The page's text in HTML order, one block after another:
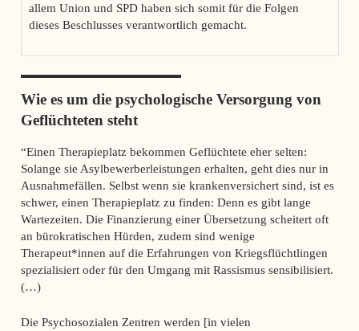
allem Union und SPD haben sich somit für die Folgen
dieses Beschlusses verantwortlich gemacht.
Wie es um die psychologische Versorgung von
Geflüchteten steht
“Einen Therapieplatz bekommen Geflüchtete eher selten:
Solange sie Asylbewerberleistungen erhalten, geht dies nur in
Ausnahmefällen. Selbst wenn sie krankenversichert sind, ist es
schwer, einen Therapieplatz zu finden: Denn es gibt lange
Wartezeiten. Die Finanzierung einer Übersetzung scheitert oft
an bürokratischen Hürden, zudem sind wenige
Therapeut*innen auf die Erfahrungen von Kriegsflüchtlingen
spezialisiert oder für den Umgang mit Rassismus sensibilisiert.
(…)
Die Psychosozialen Zentren werden [in vielen